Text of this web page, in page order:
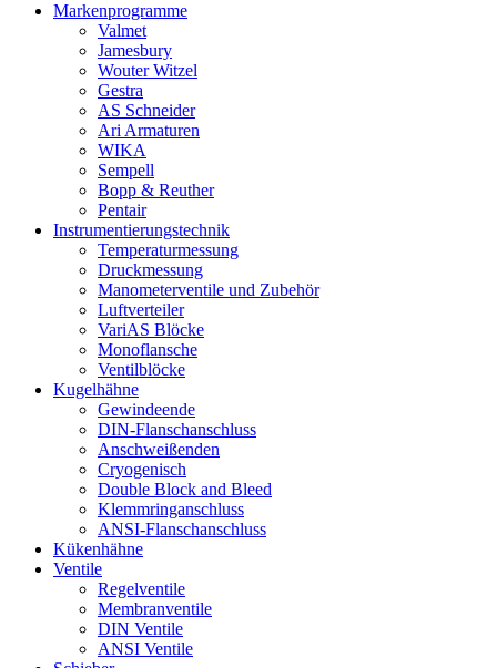
Markenprogramme
Valmet
Jamesbury
Wouter Witzel
Gestra
AS Schneider
Ari Armaturen
WIKA
Sempell
Bopp & Reuther
Pentair
Instrumentierungs­technik
Temperaturmessung
Druckmessung
Manometerventile und Zubehör
Luftverteiler
VariAS Blöcke
Monoflansche
Ventilblöcke
Kugelhähne
Gewindeende
DIN-Flanschanschluss
Anschweißenden
Cryogenisch
Double Block and Bleed
Klemmringanschluss
ANSI-Flanschanschluss
Kükenhähne
Ventile
Regelventile
Membranventile
DIN Ventile
ANSI Ventile